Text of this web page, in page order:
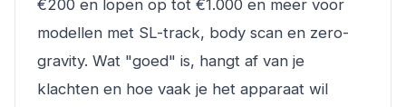
€200 en lopen op tot €1.000 en meer voor
modellen met SL-track, body scan en zero-
gravity. Wat "goed" is, hangt af van je
klachten en hoe vaak je het apparaat wil